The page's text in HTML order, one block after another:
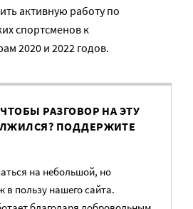
активную работу по
спортсменов к
2020 и 2022 годов.
РАЗГОВОР НА ЭТУ
ПОДДЕРЖИТЕ
на небольшой, но
в пользу нашего сайта.